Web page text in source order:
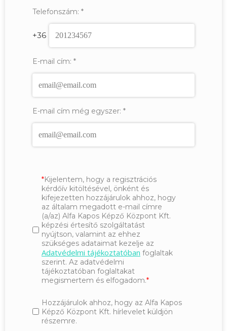
Telefonszám: *
+36
E-mail cím: *
E-mail cím még egyszer: *
Kijelentem, hogy a regisztrációs
kérdőív kitöltésével, önként és
kifejezetten hozzájárulok ahhoz, hogy
az általam megadott e-mail címre
(a/az) Alfa Kapos Képző Központ Kft.
képzési értesítő szolgáltatást
nyújtson, valamint az ehhez
szükséges adataimat kezelje az
Adatvédelmi tájékoztatóban foglaltak
szerint. Az adatvédelmi
tájékoztatóban foglaltakat
megismertem és elfogadom.
Hozzájárulok ahhoz, hogy az Alfa Kapos
Képző Központ Kft. hírlevelet küldjön
részemre.